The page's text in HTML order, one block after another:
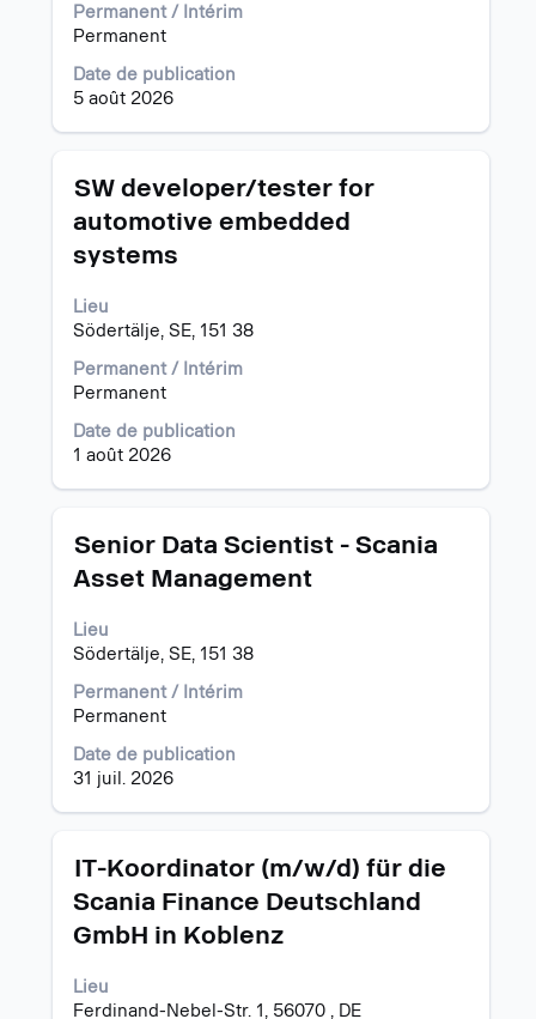
Permanent / Intérim
Permanent
Date de publication
5 août 2026
pour
afficher
le
contenu
des
d’emploi.
Titre
SW developer/tester for
automotive embedded
systems
Lieu
Södertälje, SE, 151 38
Permanent / Intérim
Permanent
Date de publication
1 août 2026
Sélectionnez
la
barre
pour
afficher
le
contenu
des
informations
Titre
Senior Data Scientist - Scania
Asset Management
Lieu
Södertälje, SE, 151 38
Permanent / Intérim
Permanent
Date de publication
31 juil. 2026
Sélectionnez
la
d’espacement
pour
afficher
tout
contenu
des
Titre
IT-Koordinator (m/w/d) für die
Scania Finance Deutschland
GmbH in Koblenz
Lieu
Ferdinand-Nebel-Str. 1, 56070 , DE
Sélectionnez
la
barre
pour
afficher